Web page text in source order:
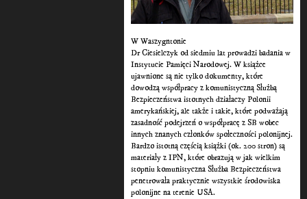
W Waszygntonie
Dr Ciesielczyk od siedmiu lat prowadzi badania w
Instytucie Pamięci Narodowej. W książce
ujawnione są nie tylko dokumenty, które
dowodzą współpracy z komunistyczną Służbą
Bezpieczeństwa istotnych działaczy Polonii
amerykańskiej, ale także i takie, które podważają
zasadność podejrzeń o współpracę z SB wobec
innych znanych członków społeczności polonijnej.
Bardzo istotną częścią książki (ok. 200 stron) są
materiały z IPN, które obrazują w jak wielkim
stopniu komunistyczna Służba Bezpieczeństwa
penetrowała praktycznie wszystkie środowiska
polonijne na terenie USA.